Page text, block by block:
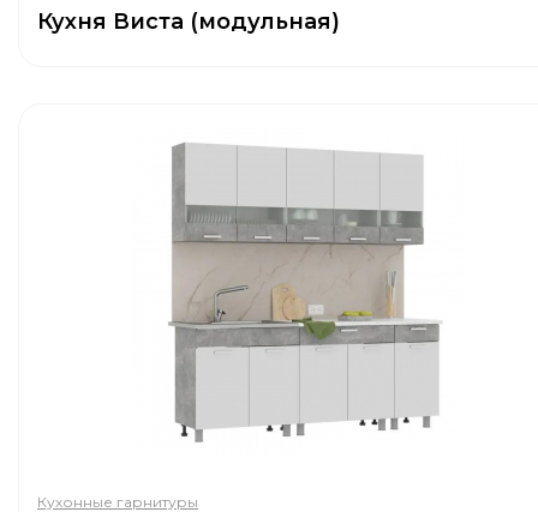
Кухня Виста (модульная)
Кухонные гарнитуры